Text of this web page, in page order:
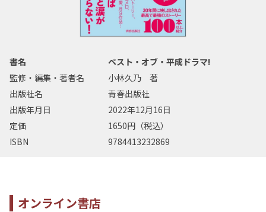
書名
ベスト・オブ・平成ドラマ!
監修・編集・著者名
小林久乃 著
出版社名
青春出版社
出版年月日
2022年12月16日
定価
1650円（税込）
ISBN
9784413232869
オンライン書店